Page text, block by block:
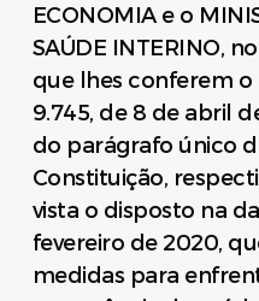
ECONOMIA e o
SAÚDE INTERINO,
que lhes conferem o
9.745, de 8 de abril
do parágrafo único
Constituição,
vista o disposto na
fevereiro de 2020,
medidas para